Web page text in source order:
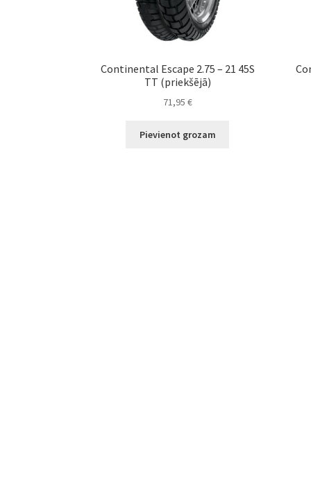
Continental Escape 2.75 – 21 45S
TT (priekšējā)
71,95 €
Pievienot grozam